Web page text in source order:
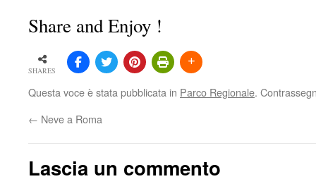
Share and Enjoy !
SHARES
Questa voce è stata pubblicata in Parco Regionale.
← Neve a Roma
Lascia un commento